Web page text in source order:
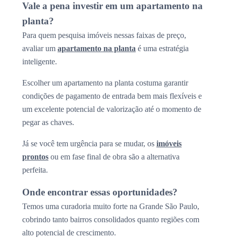
Vale a pena investir em um apartamento na
planta?
Para quem pesquisa imóveis nessas faixas de preço,
avaliar um apartamento na planta é uma estratégia
inteligente.
Escolher um apartamento na planta costuma garantir
condições de pagamento de entrada bem mais flexíveis e
um excelente potencial de valorização até o momento de
pegar as chaves.
Já se você tem urgência para se mudar, os imóveis
prontos ou em fase final de obra são a alternativa
perfeita.
Onde encontrar essas oportunidades?
Temos uma curadoria muito forte na Grande São Paulo,
cobrindo tanto bairros consolidados quanto regiões com
alto potencial de crescimento.